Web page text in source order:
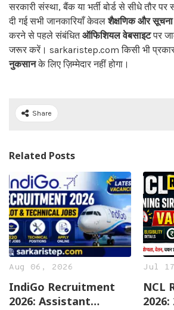
सरकारी संस्था, बैंक या भर्ती बोर्ड से सीधे तौर
दी गई सभी जानकारियाँ केवलशैक्षणिक और
करने से पहले संबंधितऑफिशियल वेबसाइटपर
जरूर करें। sarkaristep.com किसी भी
नुकसानके लिए ज़िम्मेदार नहीं होगा।
Share
Related Posts
Aug 06, 2026
IndiGo Recruitment
2026: Assistant
Jul
NCL
2026: